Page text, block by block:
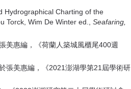
Hydrographical Charting of the
Torck, Wim De Winter ed., Seafaring,
美惠編，《荷蘭人築城風櫃尾400週
張美惠編，《2021澎湖學第21屆學術研